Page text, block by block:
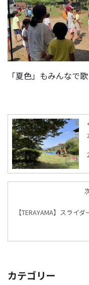
「夏色」もみんなで歌
【TERAYAMA】スライ
カテゴリー